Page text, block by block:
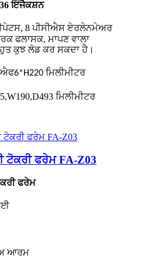
ਇੰਜੈਕਸ਼ਨ
8 ਪੀਸੀਐਸ ਏਰਲੇਨਮੇਅਰ
ਫਲਾਸਕ, ਮਾਪਣ ਵਾਲਾ
ਕੁਝ ਲੋਡ ਕਰ ਸਕਦਾ ਹੈ।
ਐਫ6*H220 ਮਿਲੀਮੀਟਰ
ਮਿਲੀਮੀਟਰ
ਫਰੇਮ FA-Z03
ਫਰੇਮ
ਆਰਮ